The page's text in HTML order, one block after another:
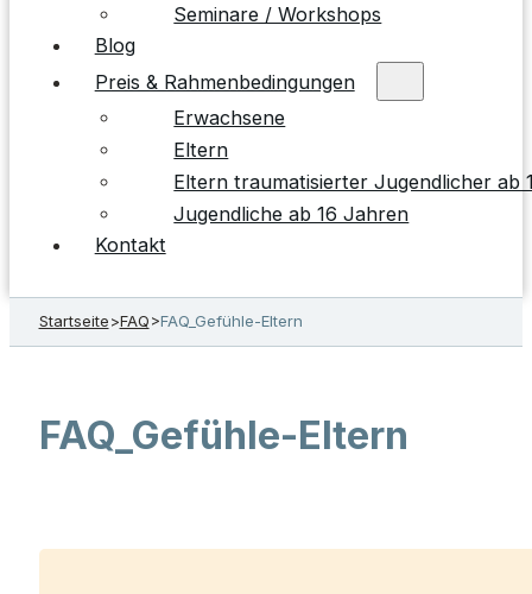
Seminare / Workshops
Blog
Preis & Rahmenbedingungen
Erwachsene
Eltern
Eltern traumatisierter Jugendlicher ab
Jugendliche ab 16 Jahren
Kontakt
Startseite>FAQ>FAQ_Gefühle-Eltern
FAQ_Gefühle-Eltern